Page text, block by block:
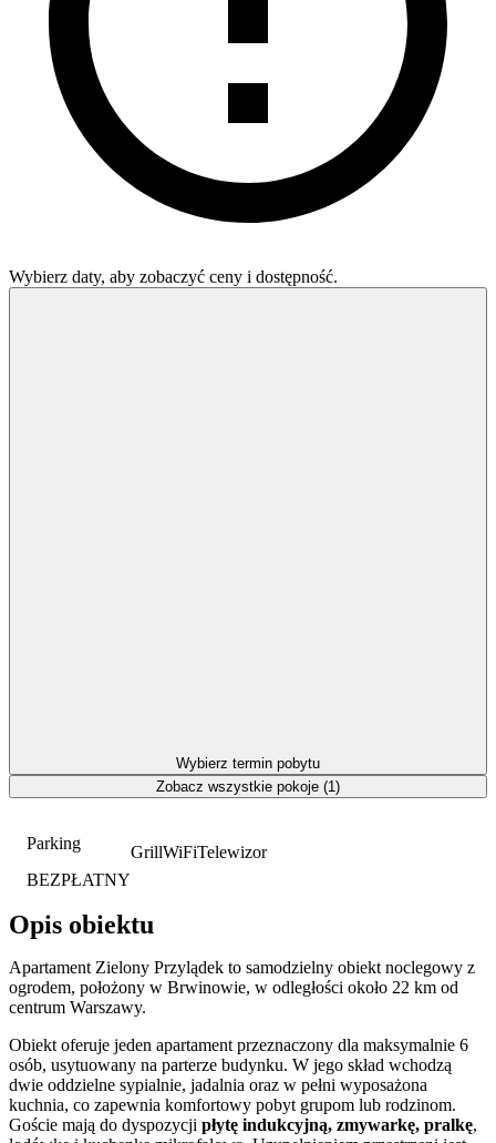
Parking
BEZPŁATNY
GrillWiFiTelewizor
Opis obiektu
Apartament Zielony Przylądek to samodzielny obiekt noclegowy z
ogrodem, położony w Brwinowie, w odległości około 22 km od
centrum Warszawy.
Obiekt oferuje jeden apartament przeznaczony dla maksymalnie 6
osób, usytuowany na parterze budynku. W jego skład wchodzą
dwie oddzielne sypialnie, jadalnia oraz w pełni wyposażona
kuchnia, co zapewnia komfortowy pobyt grupom lub rodzinom.
Goście mają do dyspozycji płytę indukcyjną, zmywarkę, pralkę,
Wybierz daty, aby zobaczyć ceny i dostępność.
Wybierz termin pobytu
Zobacz wszystkie pokoje (1)